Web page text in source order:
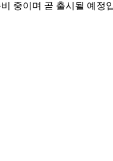
중이며 곧 출시될 예정